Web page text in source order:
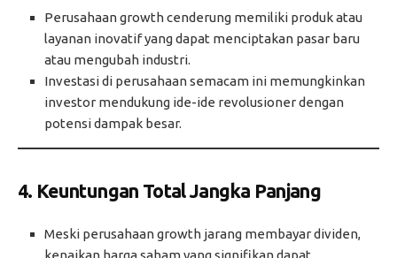
Perusahaan growth cenderung memiliki produk atau
layanan inovatif yang dapat menciptakan pasar baru
atau mengubah industri.
Investasi di perusahaan semacam ini memungkinkan
investor mendukung ide-ide revolusioner dengan
potensi dampak besar.
4. Keuntungan Total Jangka Panjang
Meski perusahaan growth jarang membayar dividen,
kenaikan harga saham yang signifikan dapat